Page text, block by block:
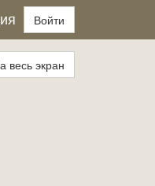
Войти
весь экран